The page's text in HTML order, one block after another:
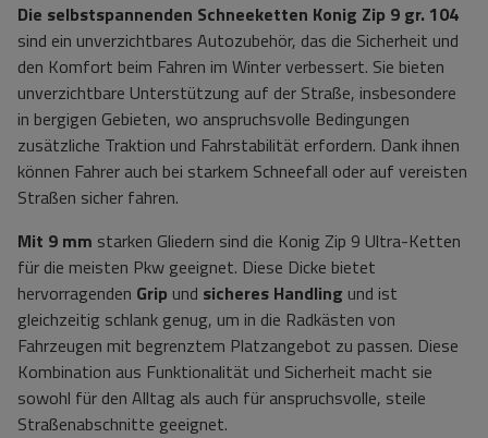
Die selbstspannenden Schneeketten Konig Zip 9 gr. 104
sind ein unverzichtbares Autozubehör, das die Sicherheit und
den Komfort beim Fahren im Winter verbessert. Sie bieten
unverzichtbare Unterstützung auf der Straße, insbesondere
in bergigen Gebieten, wo anspruchsvolle Bedingungen
zusätzliche Traktion und Fahrstabilität erfordern. Dank ihnen
können Fahrer auch bei starkem Schneefall oder auf vereisten
Straßen sicher fahren.
Mit 9 mm starken Gliedern sind die Konig Zip 9 Ultra-Ketten
für die meisten Pkw geeignet. Diese Dicke bietet
hervorragenden Grip und sicheres Handling und ist
gleichzeitig schlank genug, um in die Radkästen von
Fahrzeugen mit begrenztem Platzangebot zu passen. Diese
Kombination aus Funktionalität und Sicherheit macht sie
sowohl für den Alltag als auch für anspruchsvolle, steile
Straßenabschnitte geeignet.